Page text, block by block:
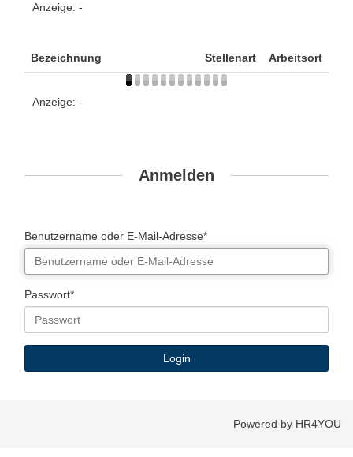
Anzeige: -
Bezeichnung Stellenart Arbeitsort
Anzeige: -
Anmelden
Benutzername oder E-Mail-Adresse*
Passwort*
Powered by HR4YOU